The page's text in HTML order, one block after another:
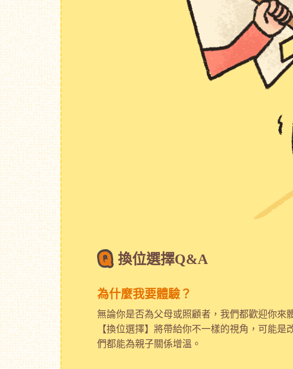
換位選擇Q&A
為什麼我要體驗？
無論你是否為父母或照顧者，我們都歡迎你來
【換位選擇】將帶給你不一樣的視角，可能
們都能為親子關係增溫。